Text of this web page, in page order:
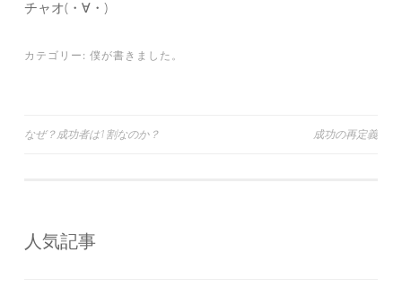
チャオ(・∀・)
カテゴリー: 僕が書きました。
投
ゲ
なぜ？成功者は1割なのか？ 成功の再定義
人気記事